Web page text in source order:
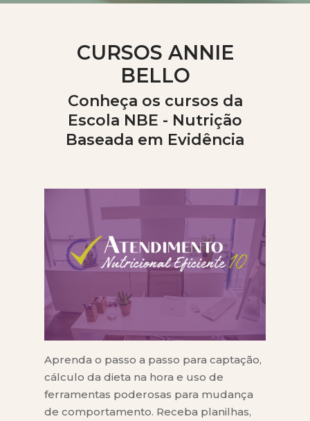
CURSOS ANNIE
BELLO
Conheça os cursos da
Escola NBE - Nutrição
Baseada em Evidência
Aprenda o passo a passo para captação,
cálculo da dieta na hora e uso de
ferramentas poderosas para mudança
de comportamento. Receba planilhas,